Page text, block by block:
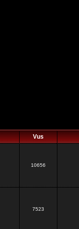
Vus
10656
7523